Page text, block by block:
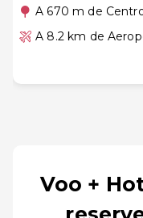
A 670 m de
A 8.2 km de
Voo +